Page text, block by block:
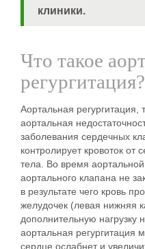
клиники.
Что такое
регургитация?
Аортальная регургитация,
аортальная
заболевания сердечных
контролирует кровоток от
тела. Во время аортальной
аортального клапана не
в результате чего кровь
желудочек (левая нижняя
дополнительную
аортальная регургитация
сердце ослабнет и